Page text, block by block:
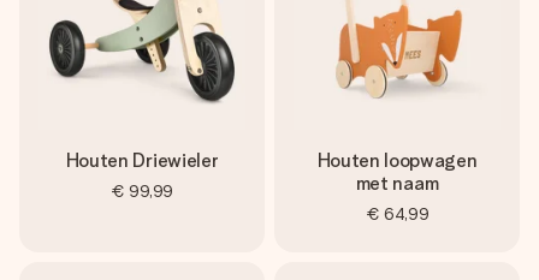
Houten Driewieler
€ 99,99
Houten loopwagen
met naam
€ 64,99